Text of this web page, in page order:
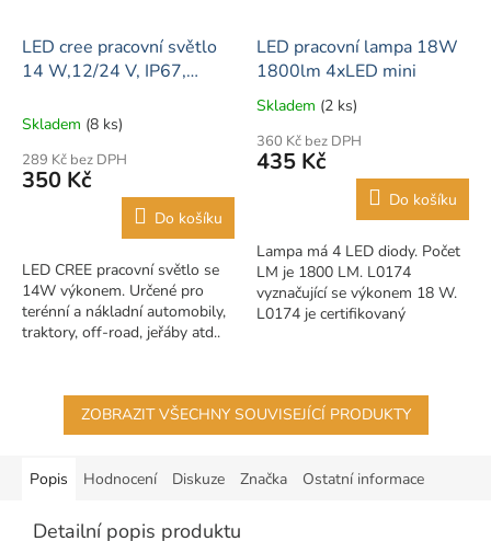
LED cree pracovní světlo
14 W,12/24 V, IP67,
Skladem (8 ks)
289 Kč bez DPH
350 Kč
Do košíku
LED CREE pracovní světlo se
14W výkonem. Určené pro
terénní a nákladní automobily,
traktory, off-road, jeřáby atd..
LED pracovní lampa 18W
1800lm 4xLED mini
Průměrné
produktu
je
hvězdiček.
Skladem (2 ks)
360 Kč bez DPH
435 Kč
Do košíku
Lampa má 4 LED diody. Počet
LM je 1800 LM. L0174
vyznačující se výkonem 18 W.
L0174 je certifikovaný
ZOBRAZIT VŠECHNY SOUVISEJÍCÍ PRODUKTY
Popis Hodnocení Diskuze Značka Ostatní informace
Detailní popis produktu